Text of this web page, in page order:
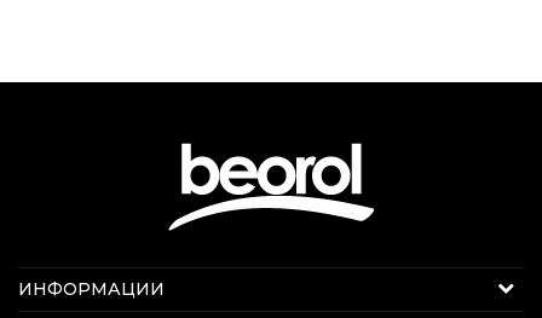
Интернет продажба
Е-меил: beorolshop@beorol.mk
ИНФОРМАЦИИ